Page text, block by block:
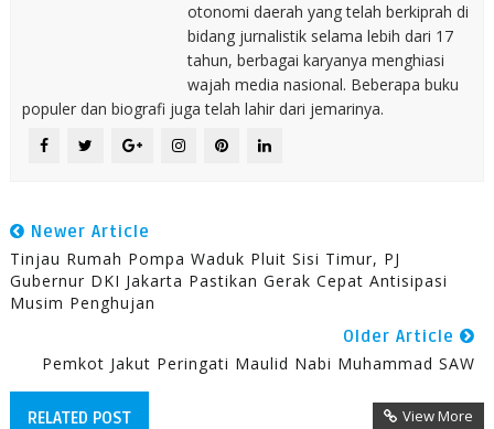
otonomi daerah yang telah berkiprah di
bidang jurnalistik selama lebih dari 17
tahun, berbagai karyanya menghiasi
wajah media nasional. Beberapa buku
populer dan biografi juga telah lahir dari jemarinya.
Newer Article
Tinjau Rumah Pompa Waduk Pluit Sisi Timur, PJ
Gubernur DKI Jakarta Pastikan Gerak Cepat Antisipasi
Musim Penghujan
Older Article
Pemkot Jakut Peringati Maulid Nabi Muhammad SAW
RELATED POST View More